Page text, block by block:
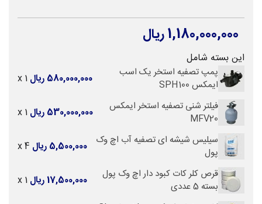
1,180,000,000 ریال
این بسته شامل
پمپ تصفیه استخر یک اسب
ایمکس SPH100
580,000,000 ریال
x 1
فیلتر شنی تصفیه استخر ایمکس
MFV20
530,000,000 ریال
x 1
سیلیس شیشه ای تصفیه آب اچ وک
پول
5,500,000 ریال
x 4
قرص کلر کات کبود دار اچ وک پول
بسته 5 عددی
17,500,000 ریال
x 1